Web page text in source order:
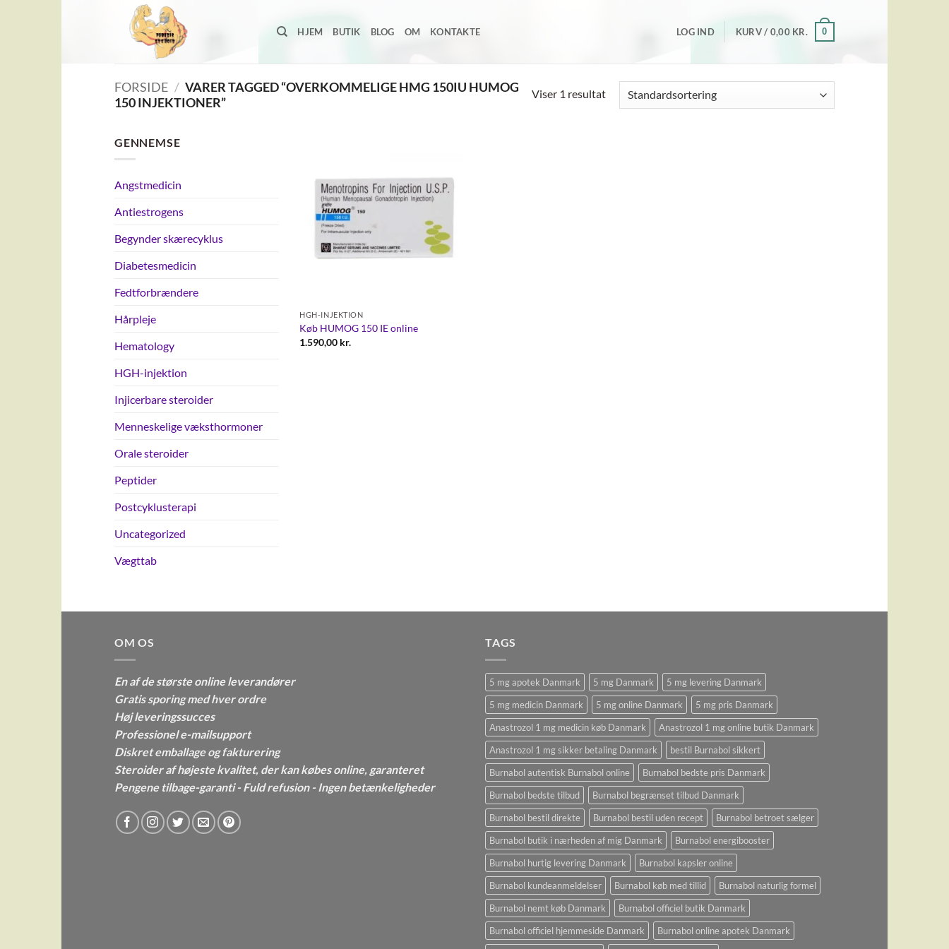
HJEM BUTIK BLOG OM KONTAKTE LOG IND KURV / 0,00 KR. 0
FORSIDE / VARER TAGGED “OVERKOMMELIGE HMG 150IU HUMOG
150 INJEKTIONER”
Viser 1 resultat
GENNEMSE
Angstmedicin
Antiestrogens
Begynder skærecyklus
Diabetesmedicin
Fedtforbrændere
Hårpleje
Hematology
HGH-injektion
Injicerbare steroider
Menneskelige væksthormoner
Orale steroider
Peptider
Postcyklusterapi
Uncategorized
Vægttab
wishlist
HGH-INJEKTION
Køb HUMOG 150 IE online
1.590,00 kr.
OM OS
En af de største online leverandører
Gratis sporing med hver ordre
Høj leveringssucces
Professionel e-mailsupport
Diskret emballage og fakturering
Steroider af højeste kvalitet, der kan købes online, garanteret
Pengene tilbage-garanti - Fuld refusion - Ingen betænkeligheder
TAGS
5 mg apotek Danmark 5 mg Danmark
5 mg levering Danmark
5 mg medicin Danmark
5 mg online Danmark
5 mg pris Danmark
Anastrozol 1 mg medicin køb Danmark
Anastrozol 1 mg online butik Danmark
Anastrozol 1 mg sikker betaling Danmark
bestil Burnabol sikkert
Burnabol autentisk Burnabol online
Burnabol bedste pris Danmark
Burnabol bedste tilbud
Burnabol begrænset tilbud Danmark
Burnabol bestil direkte
Burnabol bestil uden recept
Burnabol betroet sælger
Burnabol butik i nærheden af ​​mig Danmark
Burnabol energibooster
Burnabol hurtig levering Danmark
Burnabol kapsler online
Burnabol kundeanmeldelser
Burnabol køb med tillid
Burnabol naturlig formel
Burnabol nemt køb Danmark
Burnabol officiel butik Danmark
Burnabol officiel hjemmeside Danmark
Burnabol online apotek Danmark